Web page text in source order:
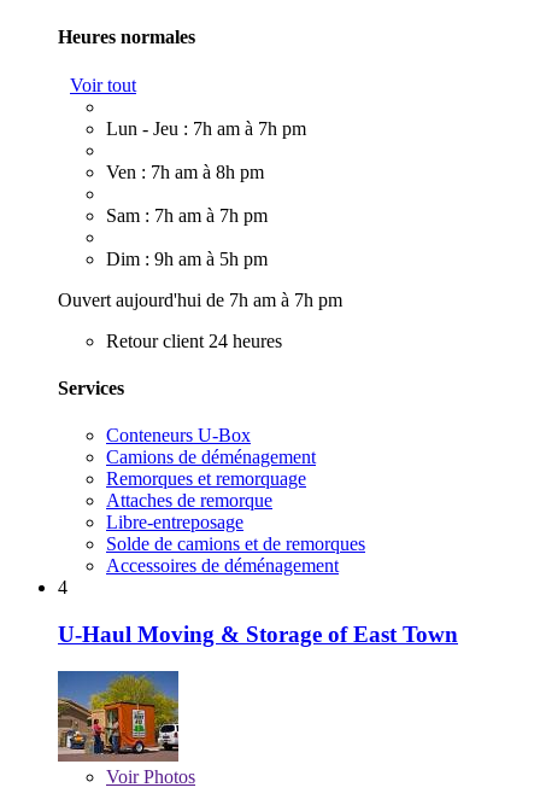
Heures normales
Voir tout
Lun - Jeu : 7h am à 7h pm
Ven : 7h am à 8h pm
Sam : 7h am à 7h pm
Dim : 9h am à 5h pm
Ouvert aujourd'hui de 7h am à 7h pm
Retour client 24 heures
Services
Conteneurs U-Box
Camions de déménagement
Remorques et remorquage
Attaches de remorque
Libre-entreposage
Solde de camions et de remorques
Accessoires de déménagement
4
U-Haul Moving & Storage of East Town
VoirPhotos